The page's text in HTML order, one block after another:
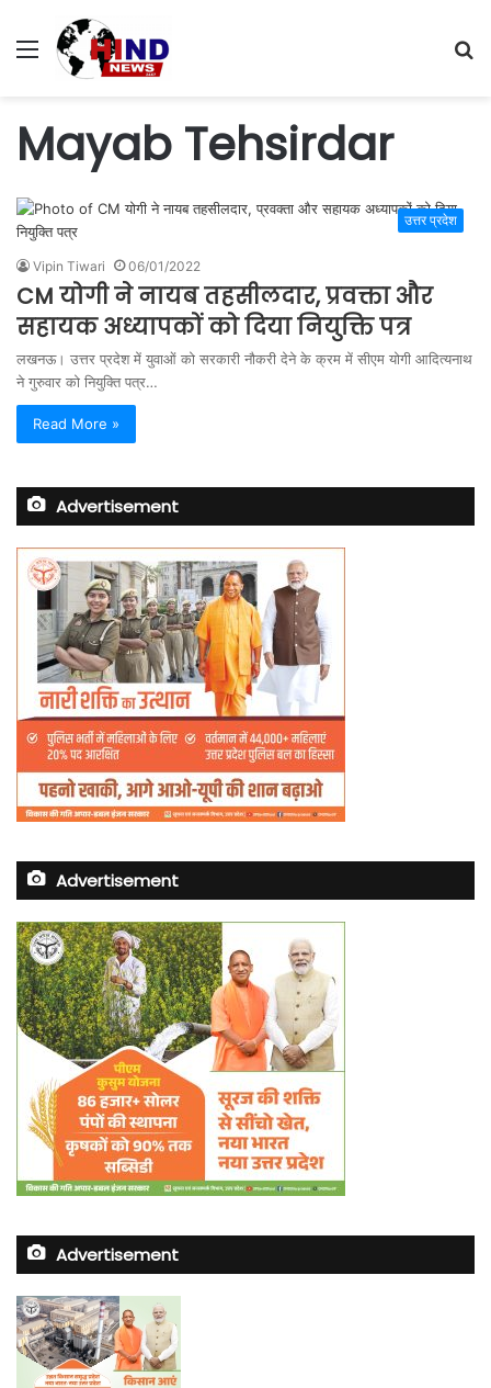
Menu
Mayab Tehsirdar
उत्तर प्रदेश
Vipin Tiwari 06/01/2022
CM योगी ने नायब तहसीलदार, प्रवक्ता और
सहायक अध्यापकों को दिया नियुक्ति पत्र
लखनऊ। उत्तर प्रदेश में युवाओं को सरकारी नौकरी देने के क्रम में सीएम योगी आदित्यनाथ
ने गुरुवार को नियुक्ति पत्र…
Read More »
Advertisement
Advertisement
Advertisement